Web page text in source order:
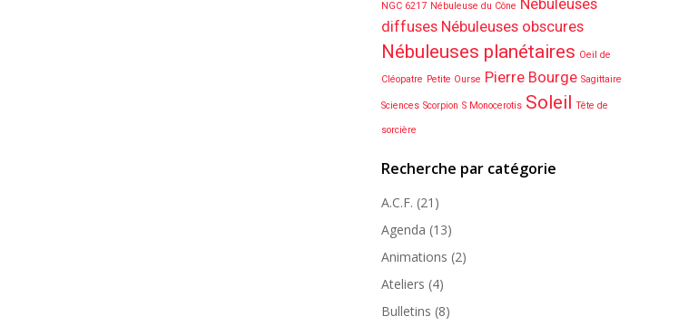
NGC 6217 Nébuleuse du Cône Nébuleuses
diffuses Nébuleuses obscures
Nébuleuses planétaires Oeil de
Cléopatre Petite Ourse Pierre Bourge Sagittaire
Sciences Scorpion S Monocerotis Soleil Tête de
sorcière
Recherche par catégorie
A.C.F. (21)
Agenda (13)
Animations (2)
Ateliers (4)
Bulletins (8)